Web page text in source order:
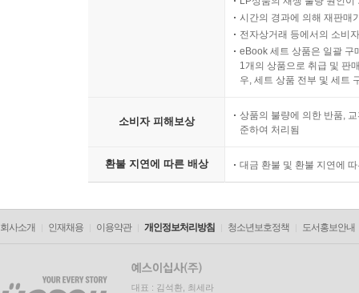
시간의 경과에 의해 재판매
전자상거래 등에서의 소비
eBook 세트 상품은 일괄 구
1개의 상품으로 취급 및 판
우, 세트 상품 전부 및 세트
소비자 피해보상
상품의 불량에 의한 반품,
준하여 처리됨
환불 지연에 따른 배상 대금 환불 및 환불 지연에
회사소개 인재채용 이용약관 개인정보처리방침 청소년보호정책 도서홍보안내
대표 : 김석환, 최세라